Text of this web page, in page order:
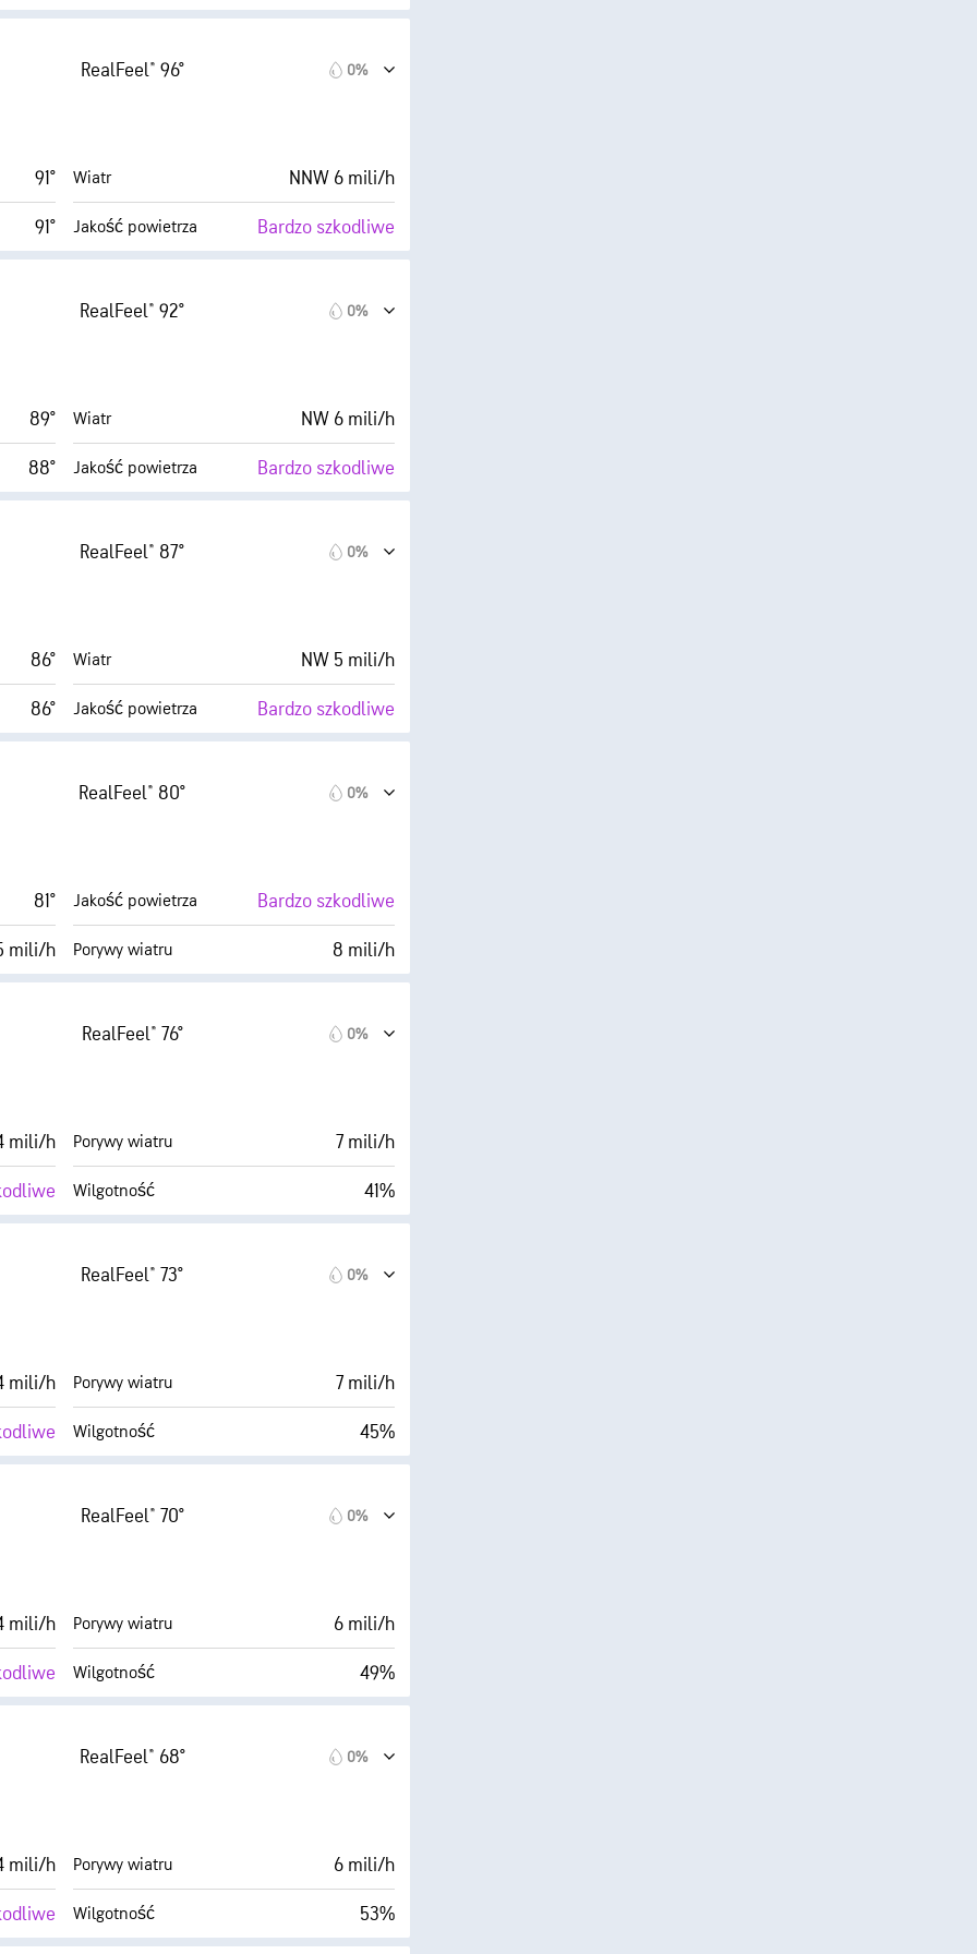
52° F
Zachmurzenie
Pułap chmur 30000 stopy
RealFeel® 96° 0%
91°
91°
Wiatr NNW 6 mili/h
Jakość powietrza Bardzo szkodliwe
52° F
Zachmurzenie
Pułap chmur 30000 stopy
RealFeel® 92° 0%
89°
88°
Wiatr NW 6 mili/h
Jakość powietrza Bardzo szkodliwe
52° F Pułap chmur 30000 stopy
RealFeel® 87° 0%
86°
86°
Wiatr NW 5 mili/h
Jakość powietrza Bardzo szkodliwe
52° F Pułap chmur 30000 stopy
RealFeel® 80° 0%
81°
mili/h
Jakość powietrza Bardzo szkodliwe
Porywy wiatru 8 mili/h
RealFeel® 76° 0%
mili/h Porywy wiatru 7 mili/h
Wilgotność 41%
Zachmurzenie
Widoczność 6 mili
RealFeel® 73° 0%
mili/h Porywy wiatru 7 mili/h
Wilgotność 45%
Zachmurzenie
Widoczność 6 mili
RealFeel® 70° 0%
mili/h Porywy wiatru 6 mili/h
Wilgotność 49%
Zachmurzenie
Widoczność 6 mili
RealFeel® 68° 0%
mili/h Porywy wiatru 6 mili/h
Wilgotność 53%
Zachmurzenie